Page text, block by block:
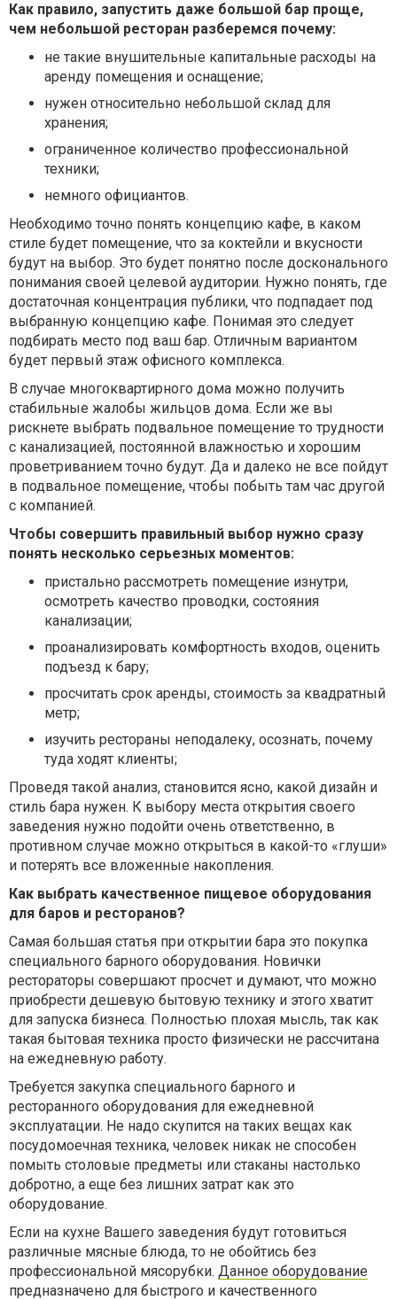
Как правило, запустить даже большой бар проще,
чем небольшой ресторан разберемся почему:
не такие внушительные капитальные расходы на
аренду помещения и оснащение;
нужен относительно небольшой склад для
хранения;
ограниченное количество профессиональной
техники;
немного официантов.
Необходимо точно понять концепцию кафе, в каком
стиле будет помещение, что за коктейли и вкусности
будут на выбор. Это будет понятно после досконального
понимания своей целевой аудитории. Нужно понять, где
достаточная концентрация публики, что подпадает под
выбранную концепцию кафе. Понимая это следует
подбирать место под ваш бар. Отличным вариантом
будет первый этаж офисного комплекса.
В случае многоквартирного дома можно получить
стабильные жалобы жильцов дома. Если же вы
рискнете выбрать подвальное помещение то трудности
с канализацией, постоянной влажностью и хорошим
проветриванием точно будут. Да и далеко не все пойдут
в подвальное помещение, чтобы побыть там час другой
с компанией.
Чтобы совершить правильный выбор нужно сразу
понять несколько серьезных моментов:
пристально рассмотреть помещение изнутри,
осмотреть качество проводки, состояния
канализации;
проанализировать комфортность входов, оценить
подъезд к бару;
просчитать срок аренды, стоимость за квадратный
метр;
изучить рестораны неподалеку, осознать, почему
туда ходят клиенты;
Проведя такой анализ, становится ясно, какой дизайн и
стиль бара нужен. К выбору места открытия своего
заведения нужно подойти очень ответственно, в
противном случае можно открыться в какой-то «глуши»
и потерять все вложенные накопления.
Как выбрать качественное пищевое оборудования
для баров и ресторанов?
Самая большая статья при открытии бара это покупка
специального барного оборудования. Новички
рестораторы совершают просчет и думают, что можно
приобрести дешевую бытовую технику и этого хватит
для запуска бизнеса. Полностью плохая мысль, так как
такая бытовая техника просто физически не рассчитана
на ежедневную работу.
Требуется закупка специального барного и
ресторанного оборудования для ежедневной
эксплуатации. Не надо скупится на таких вещах как
посудомоечная техника, человек никак не способен
помыть столовые предметы или стаканы настолько
добротно, а еще без лишних затрат как это
оборудование.
Если на кухне Вашего заведения будут готовиться
различные мясные блюда, то не обойтись без
профессиональной мясорубки. Данное оборудование
предназначено для быстрого и качественного